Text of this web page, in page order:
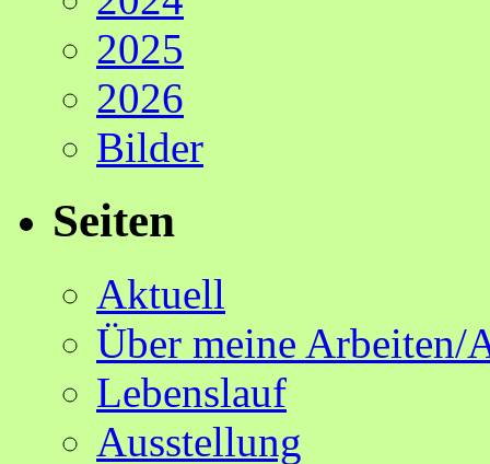
2025
2026
Bilder
Seiten
Aktuell
Über meine Arbeiten/
Lebenslauf
Ausstellung